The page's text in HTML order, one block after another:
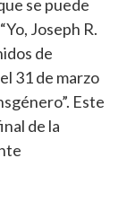
se puede
Joseph R.
de
31 de marzo
Este
de la